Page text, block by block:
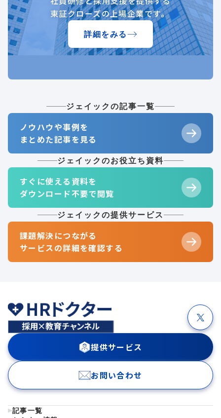
東証クローズの上場企業です。
詳細をみる
ジェイックの記事一覧
ノウハウや事例を
まとめた記事を見る
ジェイックのお役立ち資料
すぐに使える資料を
ダウンロード不要で閲覧
ジェイックの提供サービス
課題解決につながる
サービスの詳細を確認する
提供サービス
お問い合わせ
記事一覧